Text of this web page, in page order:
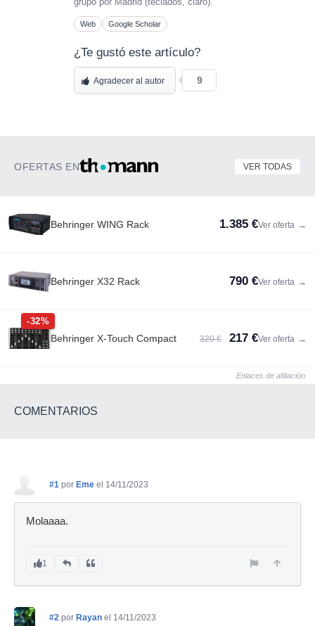
Web Google Scholar
¿Te gustó este artículo?
Agradecer al autor 9
OFERTAS EN VER TODAS
Behringer WING Rack 1.385 €Ver oferta →
Behringer X32 Rack 790 €Ver oferta →
-32%
Behringer X-Touch Compact 320 € 217 €Ver oferta →
Enlaces de afiliación
COMENTARIOS
#1 por Eme el 14/11/2023
Molaaaa.
1
#2 por Rayan el 14/11/2023